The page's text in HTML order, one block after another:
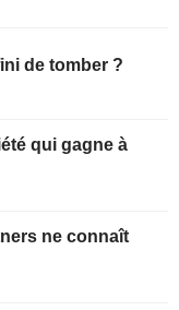
de tomber ?
qui gagne à
ne connaît